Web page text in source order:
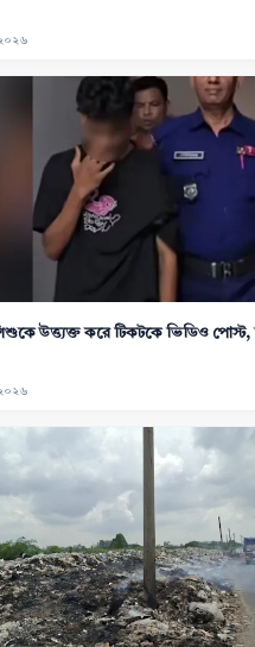
উত্ত্যক্ত করে টিকটকে ভিডিও পোস্ট,